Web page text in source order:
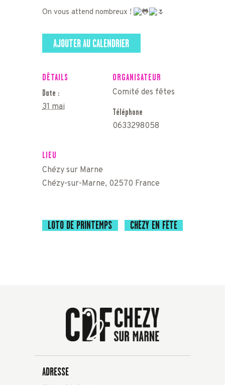
On vous attend nombreux !
AJOUTER AU CALENDRIER
DÉTAILS
Date :
31 mai
LIEU
Chézy sur Marne
Chézy-sur-Marne, 02570 France
ORGANISATEUR
Comité des fêtes
Téléphone
0633298058
LOTO DE PRINTEMPS CHÉZY EN FÊTE
ADRESSE